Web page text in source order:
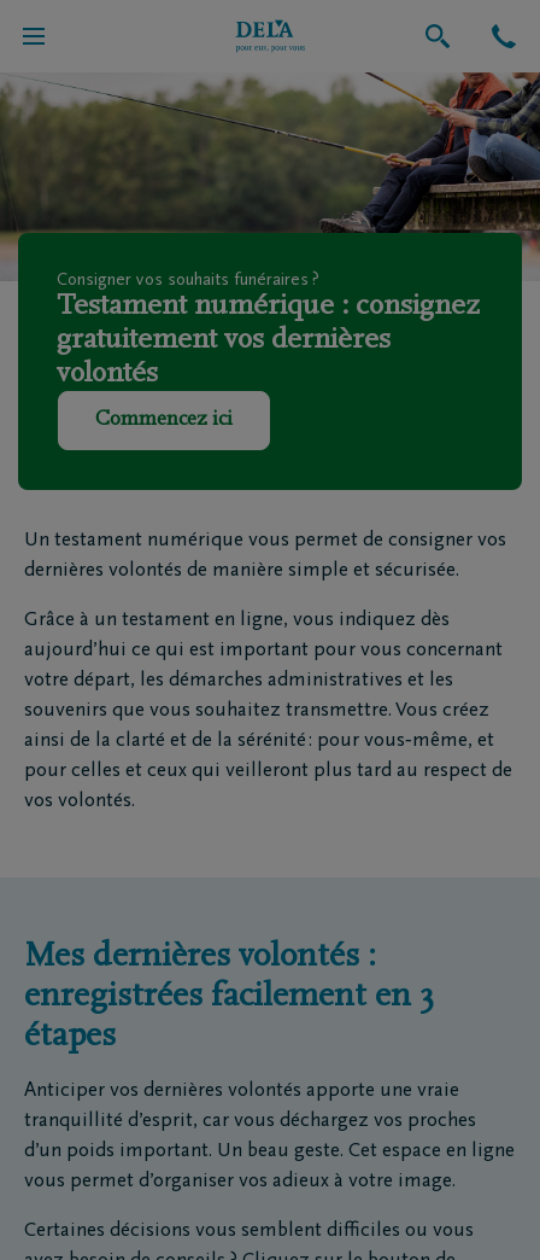
Funérailles
Consigner vos souhaits funéraires ?
Testament numérique : consignez
gratuitement vos dernières
volontés
Commencez ici
Un testament numérique vous permet de consigner vos
dernières volontés de manière simple et sécurisée.
Grâce à un testament en ligne, vous indiquez dès
aujourd’hui ce qui est important pour vous concernant
votre départ, les démarches administratives et les
souvenirs que vous souhaitez transmettre. Vous créez
ainsi de la clarté et de la sérénité : pour vous‑même, et
pour celles et ceux qui veilleront plus tard au respect de
vos volontés.
Mes dernières volontés :
enregistrées facilement en 3
étapes
Anticiper vos dernières volontés apporte une vraie
tranquillité d’esprit, car vous déchargez vos proches
d’un poids important. Un beau geste. Cet espace en ligne
vous permet d’organiser vos adieux à votre image.
Certaines décisions vous semblent difficiles ou vous